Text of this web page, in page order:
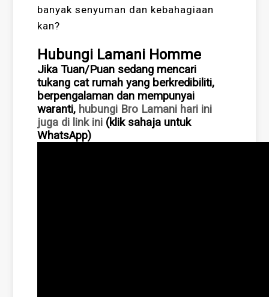
banyak senyuman dan kebahagiaan
kan?
Hubungi Lamani Homme
Jika Tuan/Puan sedang mencari
tukang cat rumah yang berkredibiliti,
berpengalaman dan mempunyai
waranti, hubungi Bro Lamani hari ini
juga di link ini (klik sahaja untuk
WhatsApp)